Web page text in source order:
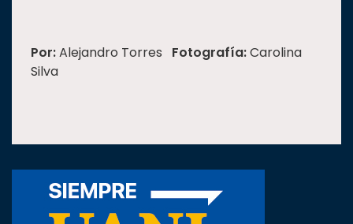
Por:Alejandro Torres Fotografía:Carolina
Silva